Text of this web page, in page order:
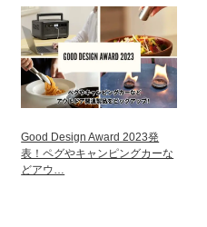
Good Design Award 2023発
表！ペグやキャンピングカーな
どアウ…